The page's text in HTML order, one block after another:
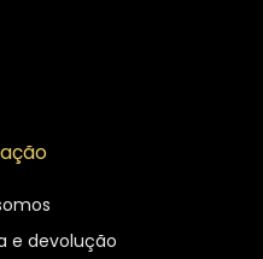
e devolução